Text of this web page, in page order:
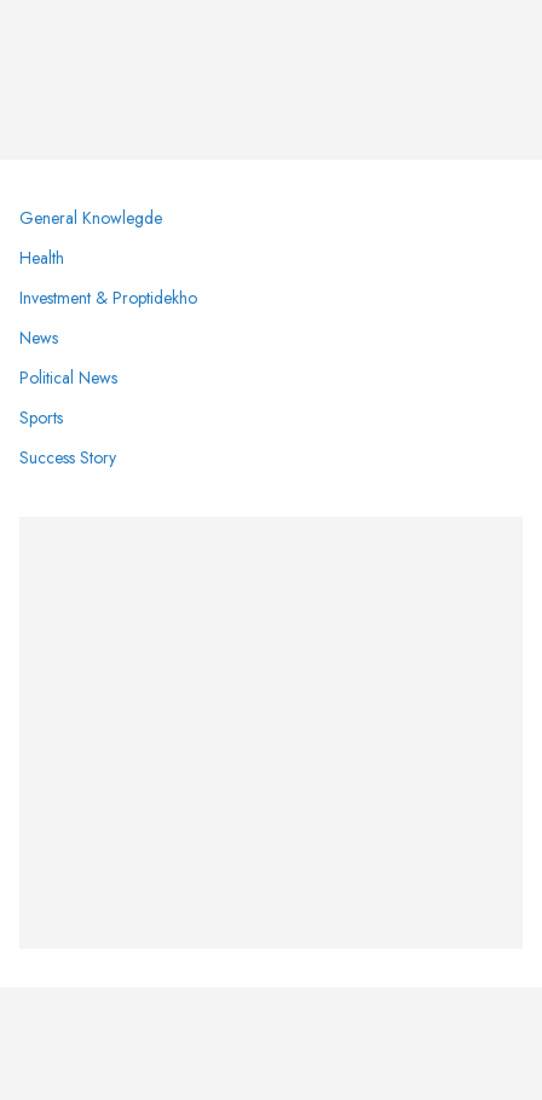
General Knowlegde
Health
Investment & Proptidekho
News
Political News
Sports
Success Story